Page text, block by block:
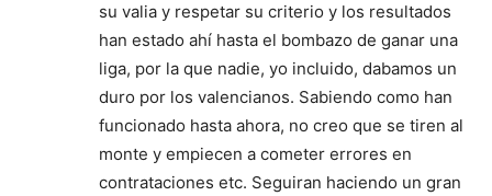
su valia y respetar su criterio y los resultados
han estado ahí hasta el bombazo de ganar una
liga, por la que nadie, yo incluido, dabamos un
duro por los valencianos. Sabiendo como han
funcionado hasta ahora, no creo que se tiren al
monte y empiecen a cometer errores en
contrataciones etc. Seguiran haciendo un gran